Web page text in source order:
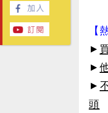
【
►
►
►
頭